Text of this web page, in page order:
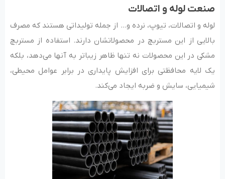
صنعت لوله و اتصالات
لوله و اتصالات، تیوپ، نرده و… از جمله تولیداتی هستند که مصرف
بالایی از این مستربچ در محصولاتشان دارند. استفاده از مستربچ
مشکی در این محصولات نه تنها ظاهر زیباتر به آنها می‌دهد، بلکه
یک لایه محافظتی برای افزایش پایداری در برابر عوامل محیطی،
شیمیایی، سایش و ضربه ایجاد می‌کند.